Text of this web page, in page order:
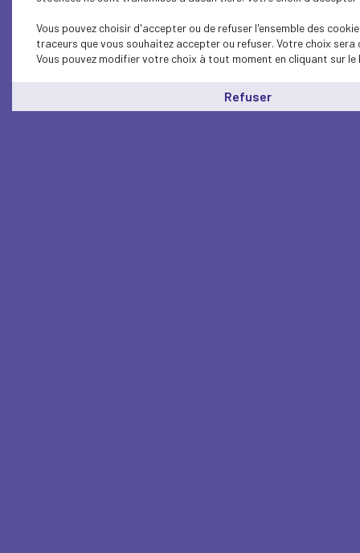
Vous pouvez choisir d'accepter ou de refuser l'ensemble des
traceurs que vous souhaitez accepter ou refuser. Votre choix
Vous pouvez modifier votre choix à tout moment en cliquant sur le
Refuser